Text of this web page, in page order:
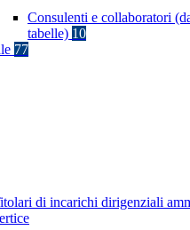
Consulenti e collaboratori
tabelle) 10
77
di incarichi dirigenziali